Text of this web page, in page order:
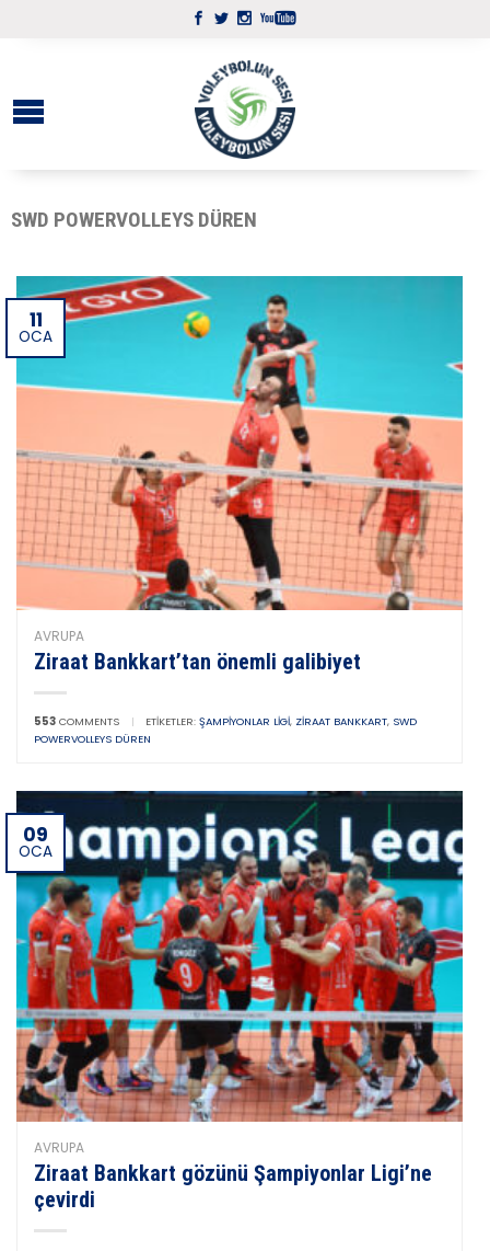
SWD POWERVOLLEYS DÜREN
11
OCA
AVRUPA
Ziraat Bankkart’tan önemli galibiyet
553 COMMENTS | ETIKETLER: ŞAMPIYONLAR LIGI, ZIRAAT BANKKART, SWD
POWERVOLLEYS DÜREN
09
OCA
AVRUPA
Ziraat Bankkart gözünü Şampiyonlar Ligi’ne
çevirdi